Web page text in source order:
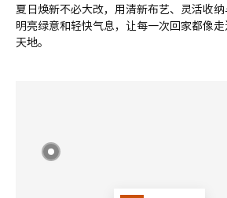
夏日焕新不必大改，用清新布艺、灵活收
明亮绿意和轻快气息，让每一次回家都像
天地。